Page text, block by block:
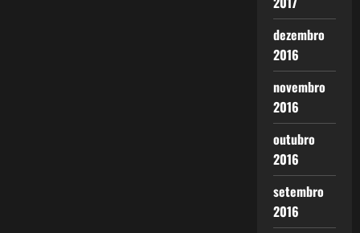
dezembro
2016
novembro
2016
outubro
2016
setembro
2016